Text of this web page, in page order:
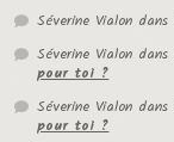
Séverine Vialon dans
Séverine Vialon dans
pour toi ?
Séverine Vialon dans
pour toi ?